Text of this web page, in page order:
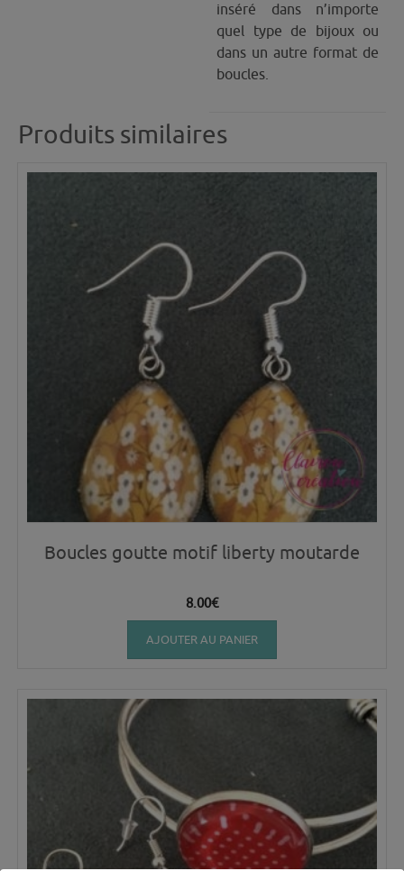
inséré dans n’importe
quel type de bijoux ou
dans un autre format de
boucles.
Produits similaires
Boucles goutte motif liberty moutarde
8.00€
AJOUTER AU PANIER